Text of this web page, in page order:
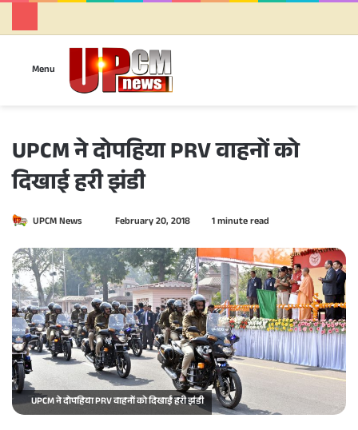
Menu
UPCM ने दोपहिया PRV वाहनों को
दिखाई हरी झंडी
UPCM News
n
d
a
n
e
m
a
i
l
February 20, 2018 1 minute read
UPCM ने दोपहिया PRV वाहनों को दिखाई हरी झंडी